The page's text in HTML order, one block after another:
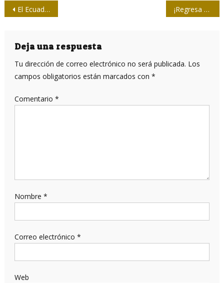
Navegación
entradas
El Ecuador de mi memoria ¡Regresa Torneo Nacional de Softball de la Prensa!
Deja una respuesta
Tu dirección de correo electrónico no será publicada. Los
campos obligatorios están marcados con *
Comentario *
Nombre *
Correo electrónico *
Web